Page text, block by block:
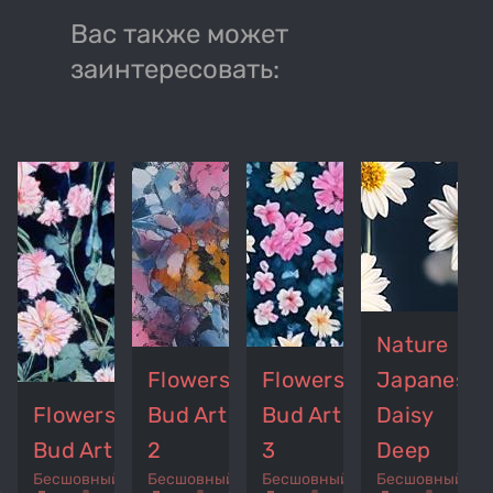
Вас также может
заинтересовать:
Flowers
Bud Art
Бесшовный
Flowers
Bud Art
2
Бесшовный
Flowers
Bud Art
3
Бесшовный
Nature
Japanese
Daisy
Deep
Бесшовный